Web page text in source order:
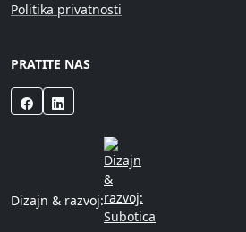
Politika privatnosti
PRATITE NAS
Dizajn & razvoj: